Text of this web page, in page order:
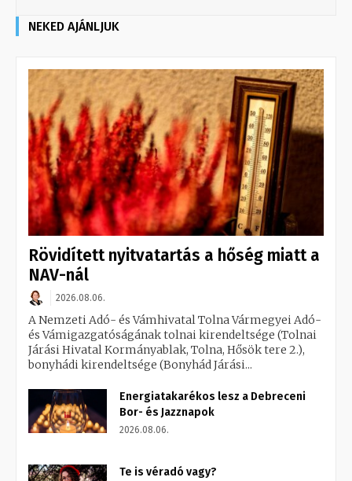
NEKED AJÁNLJUK
Rövidített nyitvatartás a hőség miatt a
NAV-nál
2026.08.06.
A Nemzeti Adó- és Vámhivatal Tolna Vármegyei Adó-
és Vámigazgatóságának tolnai kirendeltsége (Tolnai
Járási Hivatal Kormányablak, Tolna, Hősök tere 2.),
bonyhádi kirendeltsége (Bonyhád Járási...
Energiatakarékos lesz a Debreceni
Bor- és Jazznapok
2026.08.06.
Te is véradó vagy?